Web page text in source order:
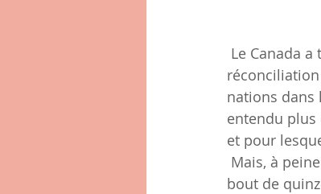
nations dans
entendu plus
et pour
bout de